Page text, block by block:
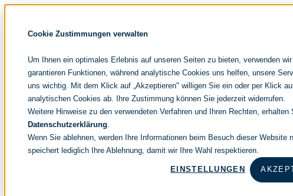
Cookie Zustimmungen verwalten
Um Ihnen ein optimales Erlebnis auf unseren Seiten zu bieten, verwenden
garantieren Funktionen, während analytische Cookies uns helfen, unsere
uns wichtig. Mit dem Klick auf „Akzeptieren" willigen Sie ein oder per Klick
analytischen Cookies ab. Ihre Zustimmung können Sie jederzeit widerrufen.
Weitere Hinweise zu den verwendeten Verfahren und Ihren Rechten, erhalten
Datenschutzerklärung.
Wenn Sie ablehnen, werden Ihre Informationen beim Besuch dieser Website
speichert lediglich Ihre Ablehnung, damit wir Ihre Wahl respektieren.
EINSTELLUNGEN
überspringen
IT & Management Consulting
People & Culture